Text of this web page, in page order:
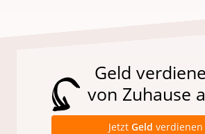
Geld
von Zuhause
Jetzt Geld verdienen